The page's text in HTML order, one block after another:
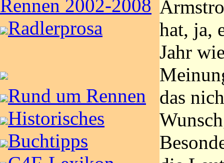
Rennen 2002-2008
Radlerprosa
Rund um Rennen
Historisches
Buchtipps
hat, ja,
Jahr
das